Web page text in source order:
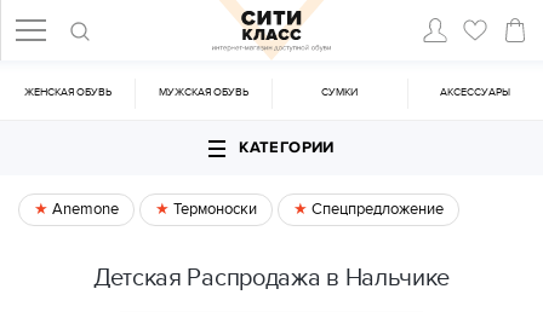
ЖЕНСКАЯ ОБУВЬ МУЖСКАЯ ОБУВЬ CУМКИ АКСЕССУАРЫ
КАТЕГОРИИ
Anemone Термоноски Спецпредложение
Детская Распродажа в Нальчике